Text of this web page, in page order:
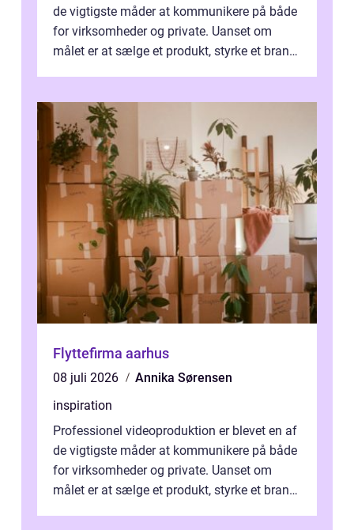
de vigtigste måder at kommunikere på både
for virksomheder og private. Uanset om
målet er at sælge et produkt, styrke et brand,
Flyttefirma aarhus
08 juli 2026
Annika Sørensen
inspiration
Professionel videoproduktion er blevet en af
de vigtigste måder at kommunikere på både
for virksomheder og private. Uanset om
målet er at sælge et produkt, styrke et brand,